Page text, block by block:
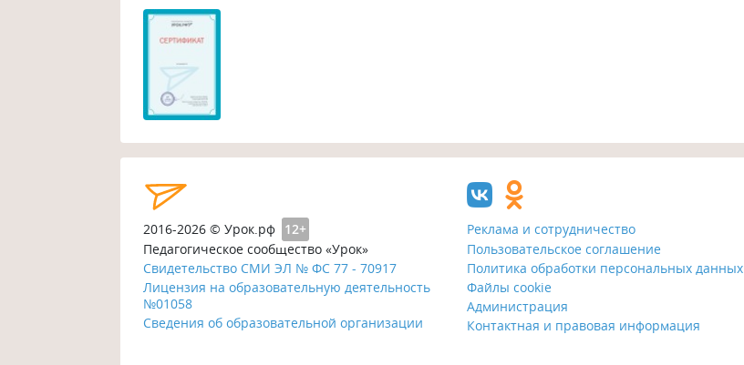
2016-2026 © Урок.рф 12+
Педагогическое сообщество «Урок»
Свидетельство СМИ ЭЛ № ФС 77 - 70917
Лицензия на образовательную деятельность
№01058
Сведения об образовательной организации
Реклама и сотрудничество
Пользовательское соглашение
Политика обработки персональных данных
Файлы cookie
Администрация
Контактная и правовая информация